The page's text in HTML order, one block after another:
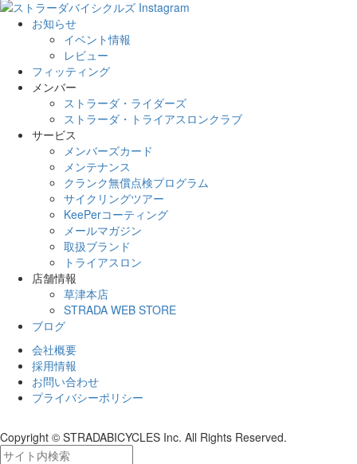
お知らせ
イベント情報
レビュー
フィッティング
メンバー
ストラーダ・ライダーズ
ストラーダ・トライアスロンクラブ
サービス
メンバーズカード
メンテナンス
クランク無償点検プログラム
サイクリングツアー
KeePerコーティング
メールマガジン
取扱ブランド
トライアスロン
店舗情報
草津本店
STRADA WEB STORE
ブログ
会社概要
採用情報
お問い合わせ
プライバシーポリシー
Copyright © STRADABICYCLES Inc. All Rights Reserved.